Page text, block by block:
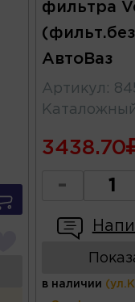
фильтра
АвтоВаз
Артикул :
3438.70
-
в наличии